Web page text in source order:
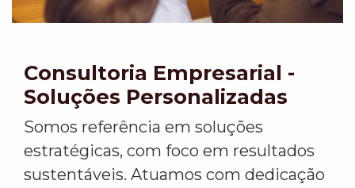
Consultoria Empresarial -
Soluções Personalizadas
Somos referência em soluções
estratégicas, com foco em resultados
sustentáveis. Atuamos com dedicação